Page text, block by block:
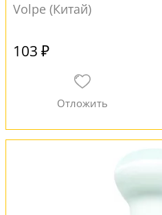
Volpe (Китай)
103 ₽